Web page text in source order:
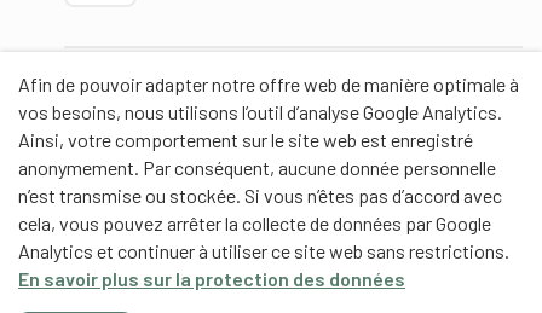
Afin de pouvoir adapter notre offre web de manière optimale à
vos besoins, nous utilisons l’outil d’analyse Google Analytics.
Ainsi, votre comportement sur le site web est enregistré
anonymement. Par conséquent, aucune donnée personnelle
n’est transmise ou stockée. Si vous n’êtes pas d’accord avec
cela, vous pouvez arrêter la collecte de données par Google
Analytics et continuer à utiliser ce site web sans restrictions.
En savoir plus sur la protection des données
Partenaires
Partenaires de contenus
Haute école fédérale de sport de Macolin HEFSM